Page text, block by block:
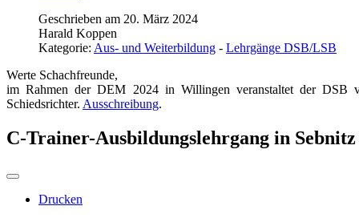
Geschrieben am 20. März 2024
Harald Koppen
Kategorie: Aus- und Weiterbildung - Lehrgänge DSB/LSB
Werte Schachfreunde,
im Rahmen der DEM 2024 in Willingen veranstaltet der DSB
Schiedsrichter. Ausschreibung.
C-Trainer-Ausbildungslehrgang in Sebnitz
Drucken